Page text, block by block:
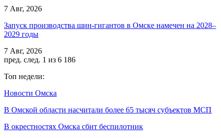
7 Авг, 2026
Запуск производства шин-гигантов в Омске намечен на 2028–
2029 годы
7 Авг, 2026
пред. след. 1 из 6 186
Топ недели:
Новости Омска
В Омской области насчитали более 65 тысяч субъектов МСП
В окрестностях Омска сбит беспилотник